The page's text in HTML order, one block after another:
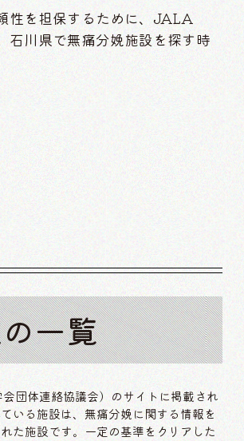
性を担保するために、JALA
石川県で無痛分娩施設を探す時
一覧
団体連絡協議会）のサイトに掲載され
いる施設は、無痛分娩に関する情報を
た施設です。一定の基準をクリアした